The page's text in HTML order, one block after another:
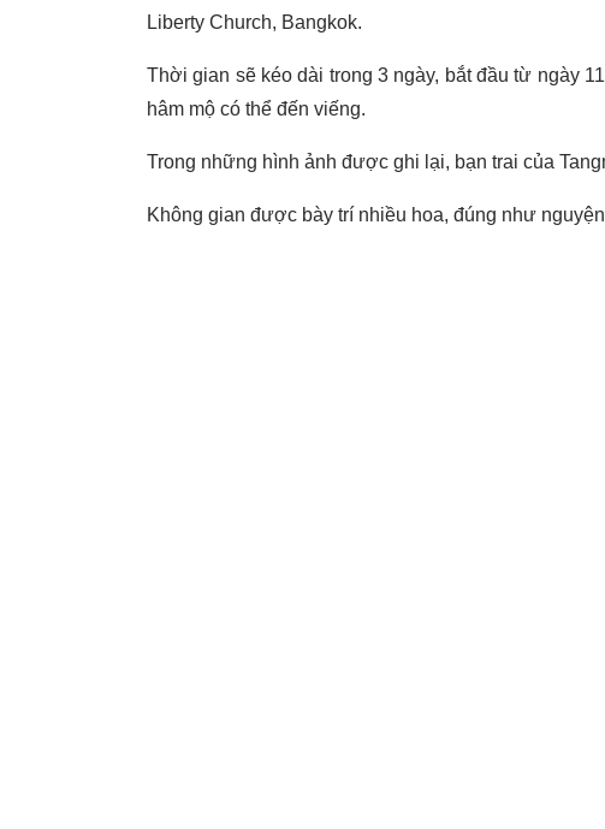
Liberty Church, Bangkok.
Thời gian sẽ kéo dài trong 3 ngày, bắt đầu từ ngày
hâm mộ có thể đến viếng.
Trong những hình ảnh được ghi lại, bạn trai của
Không gian được bày trí nhiều hoa, đúng như